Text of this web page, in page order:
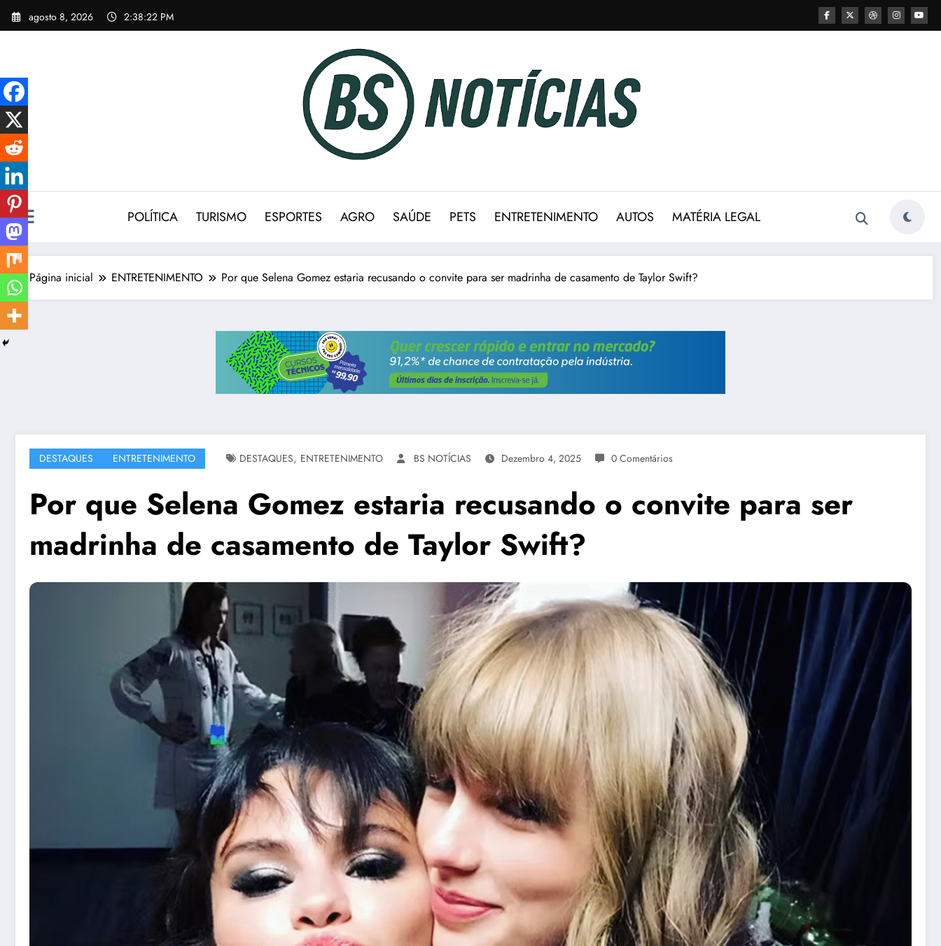
Pular
para
agosto 8, 2026 2:38:24 PM
POLÍTICA TURISMO ESPORTES AGRO SAÚDE PETS ENTRETENIMENTO AUTOS MATÉRIA LEGAL
Página inicial ENTRETENIMENTO Por que Selena Gomez estaria recusando o convite para ser madrinha de casamento de Taylor Swift?
DESTAQUES ENTRETENIMENTO DESTAQUES, ENTRETENIMENTO BS NOTÍCIAS Dezembro 4, 2025 0 Comentários
Por que Selena Gomez estaria recusando o convite para ser
madrinha de casamento de Taylor Swift?